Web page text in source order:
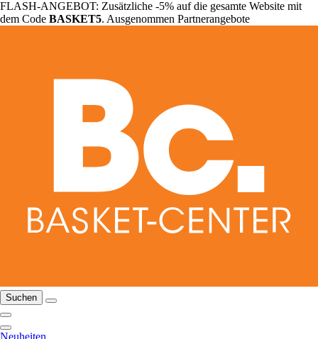
FLASH-ANGEBOT: Zusätzliche -5% auf die gesamte Website mit
dem Code BASKET5. Ausgenommen Partnerangebote
Suchen